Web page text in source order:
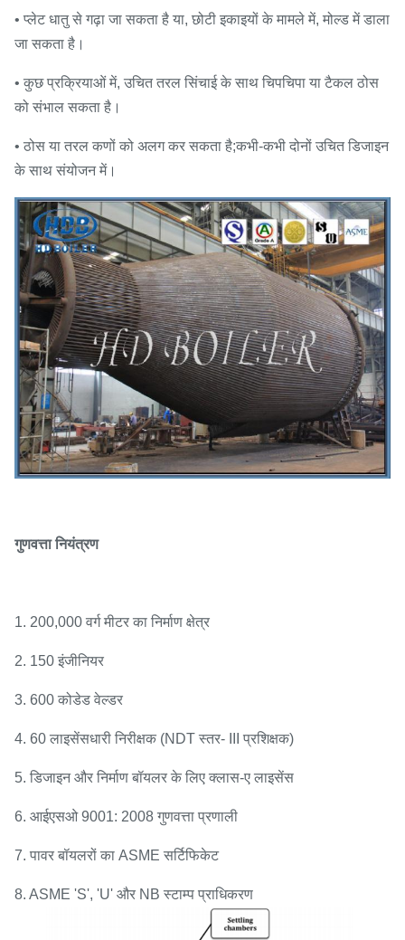
• प्लेट धातु से गढ़ा जा सकता है या, छोटी इकाइयों के मामले में, मोल्ड में डाला
जा सकता है।
• कुछ प्रक्रियाओं में, उचित तरल सिंचाई के साथ चिपचिपा या टैकल ठोस
को संभाल सकता है।
• ठोस या तरल कणों को अलग कर सकता है;कभी-कभी दोनों उचित डिजाइन
के साथ संयोजन में।
गुणवत्ता नियंत्रण
1. 200,000 वर्ग मीटर का निर्माण क्षेत्र
2. 150 इंजीनियर
3. 600 कोडेड वेल्डर
4. 60 लाइसेंसधारी निरीक्षक (NDT स्तर- III प्रशिक्षक)
5. डिजाइन और निर्माण बॉयलर के लिए क्लास-ए लाइसेंस
6. आईएसओ 9001: 2008 गुणवत्ता प्रणाली
7. पावर बॉयलरों का ASME सर्टिफिकेट
8. ASME 'S', 'U' और NB स्टाम्प प्राधिकरण